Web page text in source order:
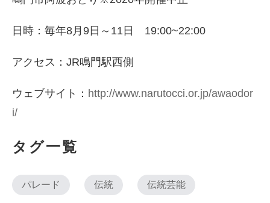
日時：毎年8月9日～11日 19:00~22:00
アクセス：JR鳴門駅西側
ウェブサイト： http://www.narutocci.or.jp/awaodor
i/
タグ一覧
パレード 伝統 伝統芸能